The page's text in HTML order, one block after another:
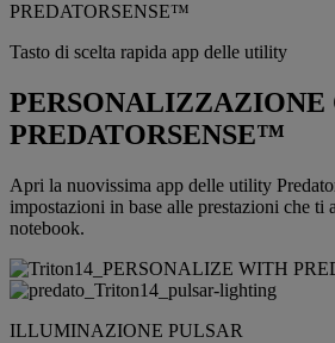
PREDATORSENSE™
Tasto di scelta rapida app delle utility
PERSONALIZZAZIONE
PREDATORSENSE™
Apri la nuovissima app delle utility
impostazioni in base alle prestazioni che ti
notebook.
ILLUMINAZIONE PULSAR